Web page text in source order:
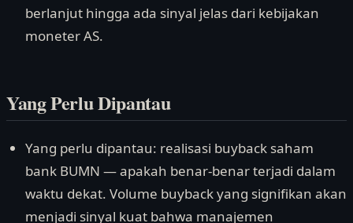
berlanjut hingga ada sinyal jelas dari kebijakan
moneter AS.
Yang Perlu Dipantau
Yang perlu dipantau: realisasi buyback saham
bank BUMN — apakah benar-benar terjadi dalam
waktu dekat. Volume buyback yang signifikan akan
menjadi sinyal kuat bahwa manajemen